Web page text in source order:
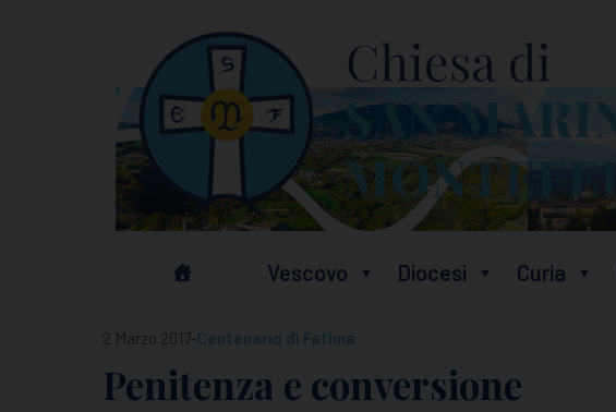
Vescovo Diocesi Curia
2 Marzo 2017-Centenario di Fatima
Penitenza e conversione